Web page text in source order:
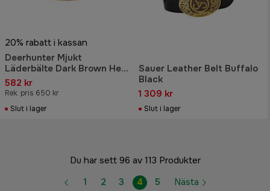
20% rabatt i kassan
Deerhunter Mjukt
Läderbälte Dark Brown Herr
115 cm
582 kr
Rek. pris 650 kr
Slut i lager
Sauer Leather Belt Buffalo
Black
1 309 kr
Slut i lager
Du har sett 96 av 113 Produkter
1
2 3 4 5 Nästa